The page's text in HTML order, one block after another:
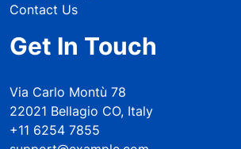
Contact Us
Get In Touch
Via Carlo Montù 78
22021 Bellagio CO, Italy
+11 6254 7855